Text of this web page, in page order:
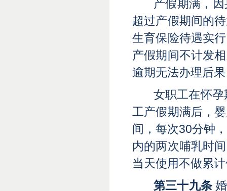
产假期满，
超过产假期间的
生育保险待遇实
产假期间不计发
逾期无法办理后
女职工在怀
工产假期满后，
间，每次30分钟
内的两次哺乳时
当天使用不做累
第三十九条